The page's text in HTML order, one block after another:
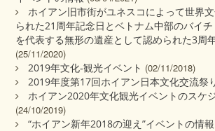
ホイアン旧市街がユネスコによって世界
られた21周年記念日とベトナム中部のバイ
を代表する無形の遺産として認められた3周
(25/11/2020)
2019年文化‐観光イベント (02/11/2018)
2019年度第17回ホイアン日本文化交流祭
ホイアン2020年文化観光イベントのスケ
(24/10/2019)
“ホイアン新年2018の迎え”イベントの情報